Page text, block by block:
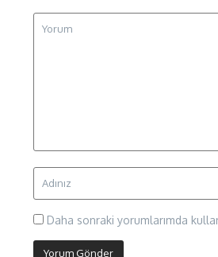
Daha sonraki yorumlarımda